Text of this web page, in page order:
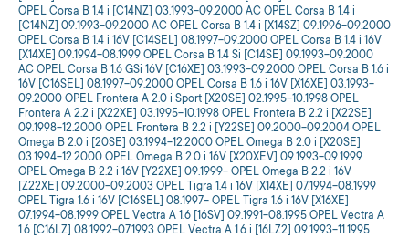
OPEL Corsa B 1.4 i [C14NZ] 03.1993-09.2000 AC OPEL Corsa B 1.4 i
[C14NZ] 09.1993-09.2000 AC OPEL Corsa B 1.4 i [X14SZ] 09.1996-09.2000
OPEL Corsa B 1.4 i 16V [C14SEL] 08.1997-09.2000 OPEL Corsa B 1.4 i 16V
[X14XE] 09.1994-08.1999 OPEL Corsa B 1.4 Si [C14SE] 09.1993-09.2000
AC OPEL Corsa B 1.6 GSi 16V [C16XE] 03.1993-09.2000 OPEL Corsa B 1.6 i
16V [C16SEL] 08.1997-09.2000 OPEL Corsa B 1.6 i 16V [X16XE] 03.1993-
09.2000 OPEL Frontera A 2.0 i Sport [X20SE] 02.1995-10.1998 OPEL
Frontera A 2.2 i [X22XE] 03.1995-10.1998 OPEL Frontera B 2.2 i [X22SE]
09.1998-12.2000 OPEL Frontera B 2.2 i [Y22SE] 09.2000-09.2004 OPEL
Omega B 2.0 i [20SE] 03.1994-12.2000 OPEL Omega B 2.0 i [X20SE]
03.1994-12.2000 OPEL Omega B 2.0 i 16V [X20XEV] 09.1993-09.1999
OPEL Omega B 2.2 i 16V [Y22XE] 09.1999- OPEL Omega B 2.2 i 16V
[Z22XE] 09.2000-09.2003 OPEL Tigra 1.4 i 16V [X14XE] 07.1994-08.1999
OPEL Tigra 1.6 i 16V [C16SEL] 08.1997- OPEL Tigra 1.6 i 16V [X16XE]
07.1994-08.1999 OPEL Vectra A 1.6 [16SV] 09.1991-08.1995 OPEL Vectra A
1.6 [C16LZ] 08.1992-07.1993 OPEL Vectra A 1.6 i [16LZ2] 09.1993-11.1995